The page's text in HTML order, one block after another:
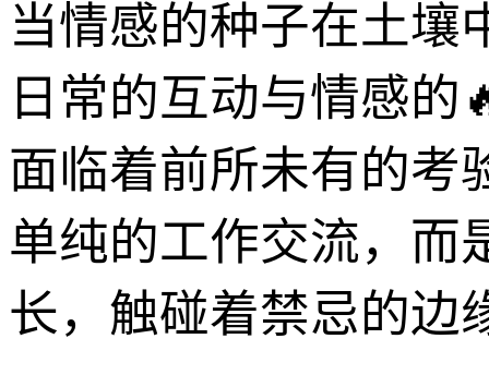
当情感的种子在土
日常的互动与情感
面临着前所未有的考
单纯的工作交流，而
长，触碰着禁忌的边